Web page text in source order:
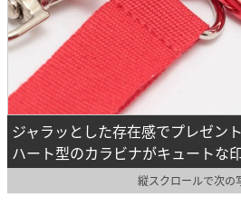
ジャラッとした存在感でプレゼン
ハート型のカラビナがキュートな印
縦スクロールで次の